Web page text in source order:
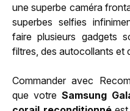
une superbe caméra
superbes selfies
faire plusieurs gadgets
filtres, des autocollants et
Commander avec
que votre Samsung